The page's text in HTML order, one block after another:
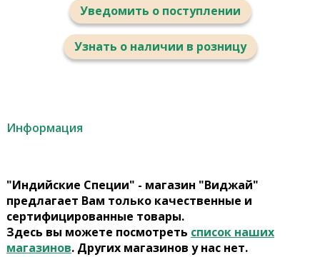
Уведомить о поступлении
Узнать о наличии в розницу
Информация
"Индийские Специи" - магазин "Виджай"
предлагает Вам только качественные и
сертифицированные товары.
Здесь вы можете посмотреть список наших
магазинов. Других магазинов у нас нет.